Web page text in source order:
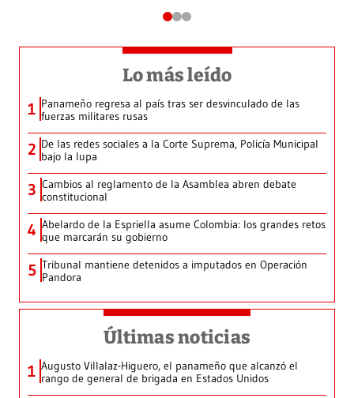
Lo más leído
1 Panameño regresa al país tras ser desvinculado de las
fuerzas militares rusas
2 De las redes sociales a la Corte Suprema, Policía Municipal
bajo la lupa
3 Cambios al reglamento de la Asamblea abren debate
constitucional
4 Abelardo de la Espriella asume Colombia: los grandes retos
que marcarán su gobierno
5 Tribunal mantiene detenidos a imputados en Operación
Pandora
Últimas noticias
1 Augusto Villalaz-Higuero, el panameño que alcanzó el
rango de general de brigada en Estados Unidos